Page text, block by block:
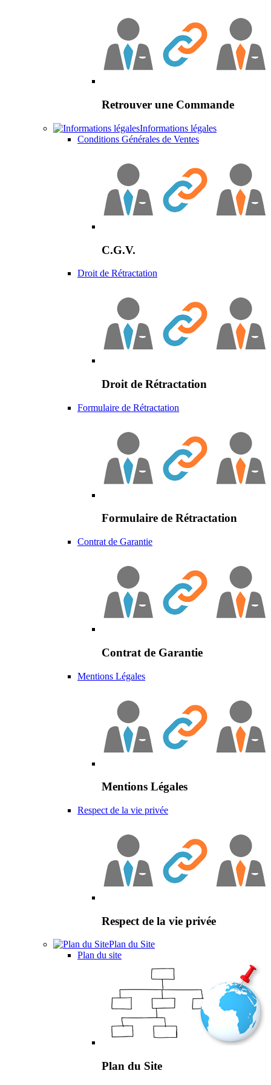
Retrouver une Commande
Informations légales
Conditions Générales de Ventes
C.G.V.
Droit de Rétractation
Droit de Rétractation
Formulaire de Rétractation
Formulaire de Rétractation
Contrat de Garantie
Contrat de Garantie
Mentions Légales
Mentions Légales
Respect de la vie privée
Respect de la vie privée
Plan du Site
Plan du site
Plan du Site